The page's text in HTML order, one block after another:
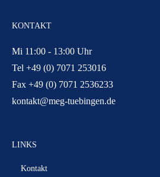
KONTAKT
Mi 11:00 - 13:00 Uhr
Tel +49 (0) 7071 253016
Fax +49 (0) 7071 2536233
kontakt@meg-tuebingen.de
LINKS
Kontakt